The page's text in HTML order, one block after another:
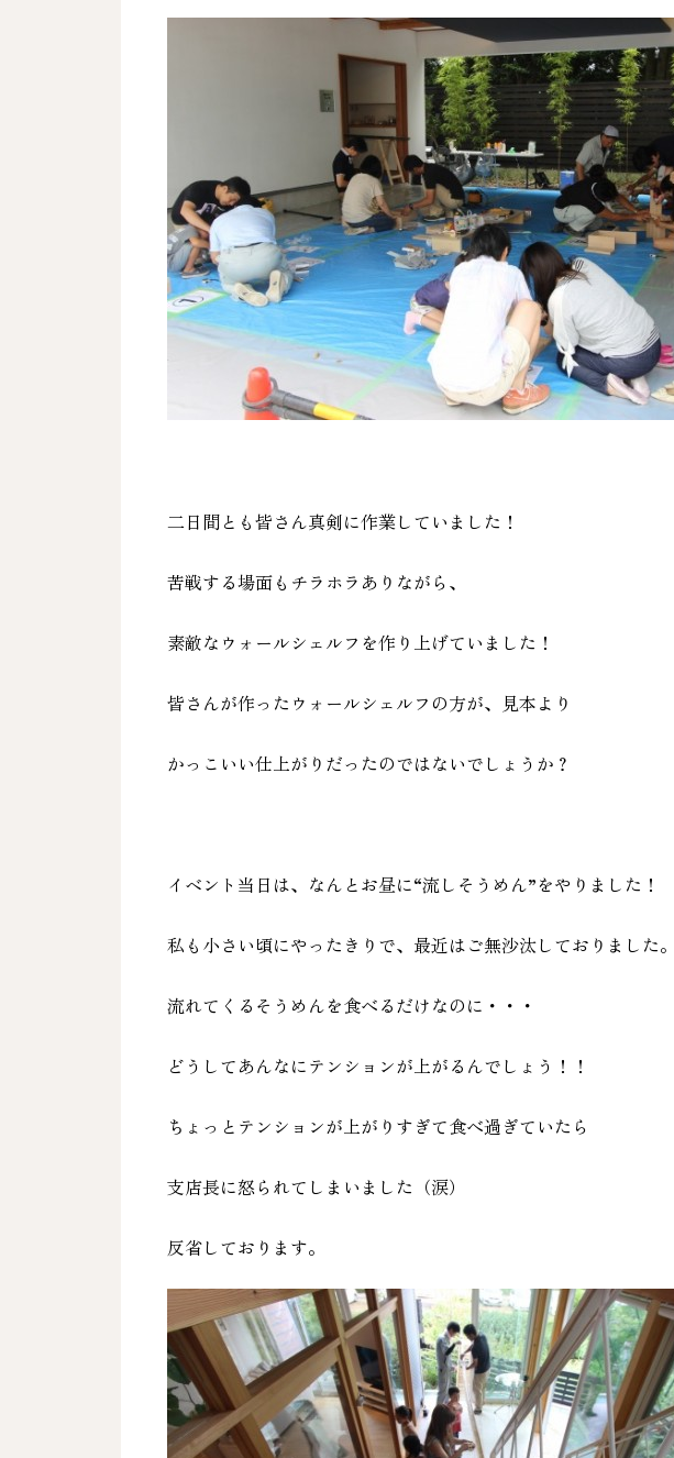
二日間とも皆さん真剣に作業していました！
苦戦する場面もチラホラありながら、
素敵なウォールシェルフを作り上げていました！
皆さんが作ったウォールシェルフの方が、見本より
かっこいい仕上がりだったのではないでしょうか？
イベント当日は、なんとお昼に“流しそうめん”をやりました！
私も小さい頃にやったきりで、最近はご無沙汰しておりました。
流れてくるそうめんを食べるだけなのに・・・
どうしてあんなにテンションが上がるんでしょう！！
ちょっとテンションが上がりすぎて食べ過ぎていたら
支店長に怒られてしまいました（涙）
反省しております。